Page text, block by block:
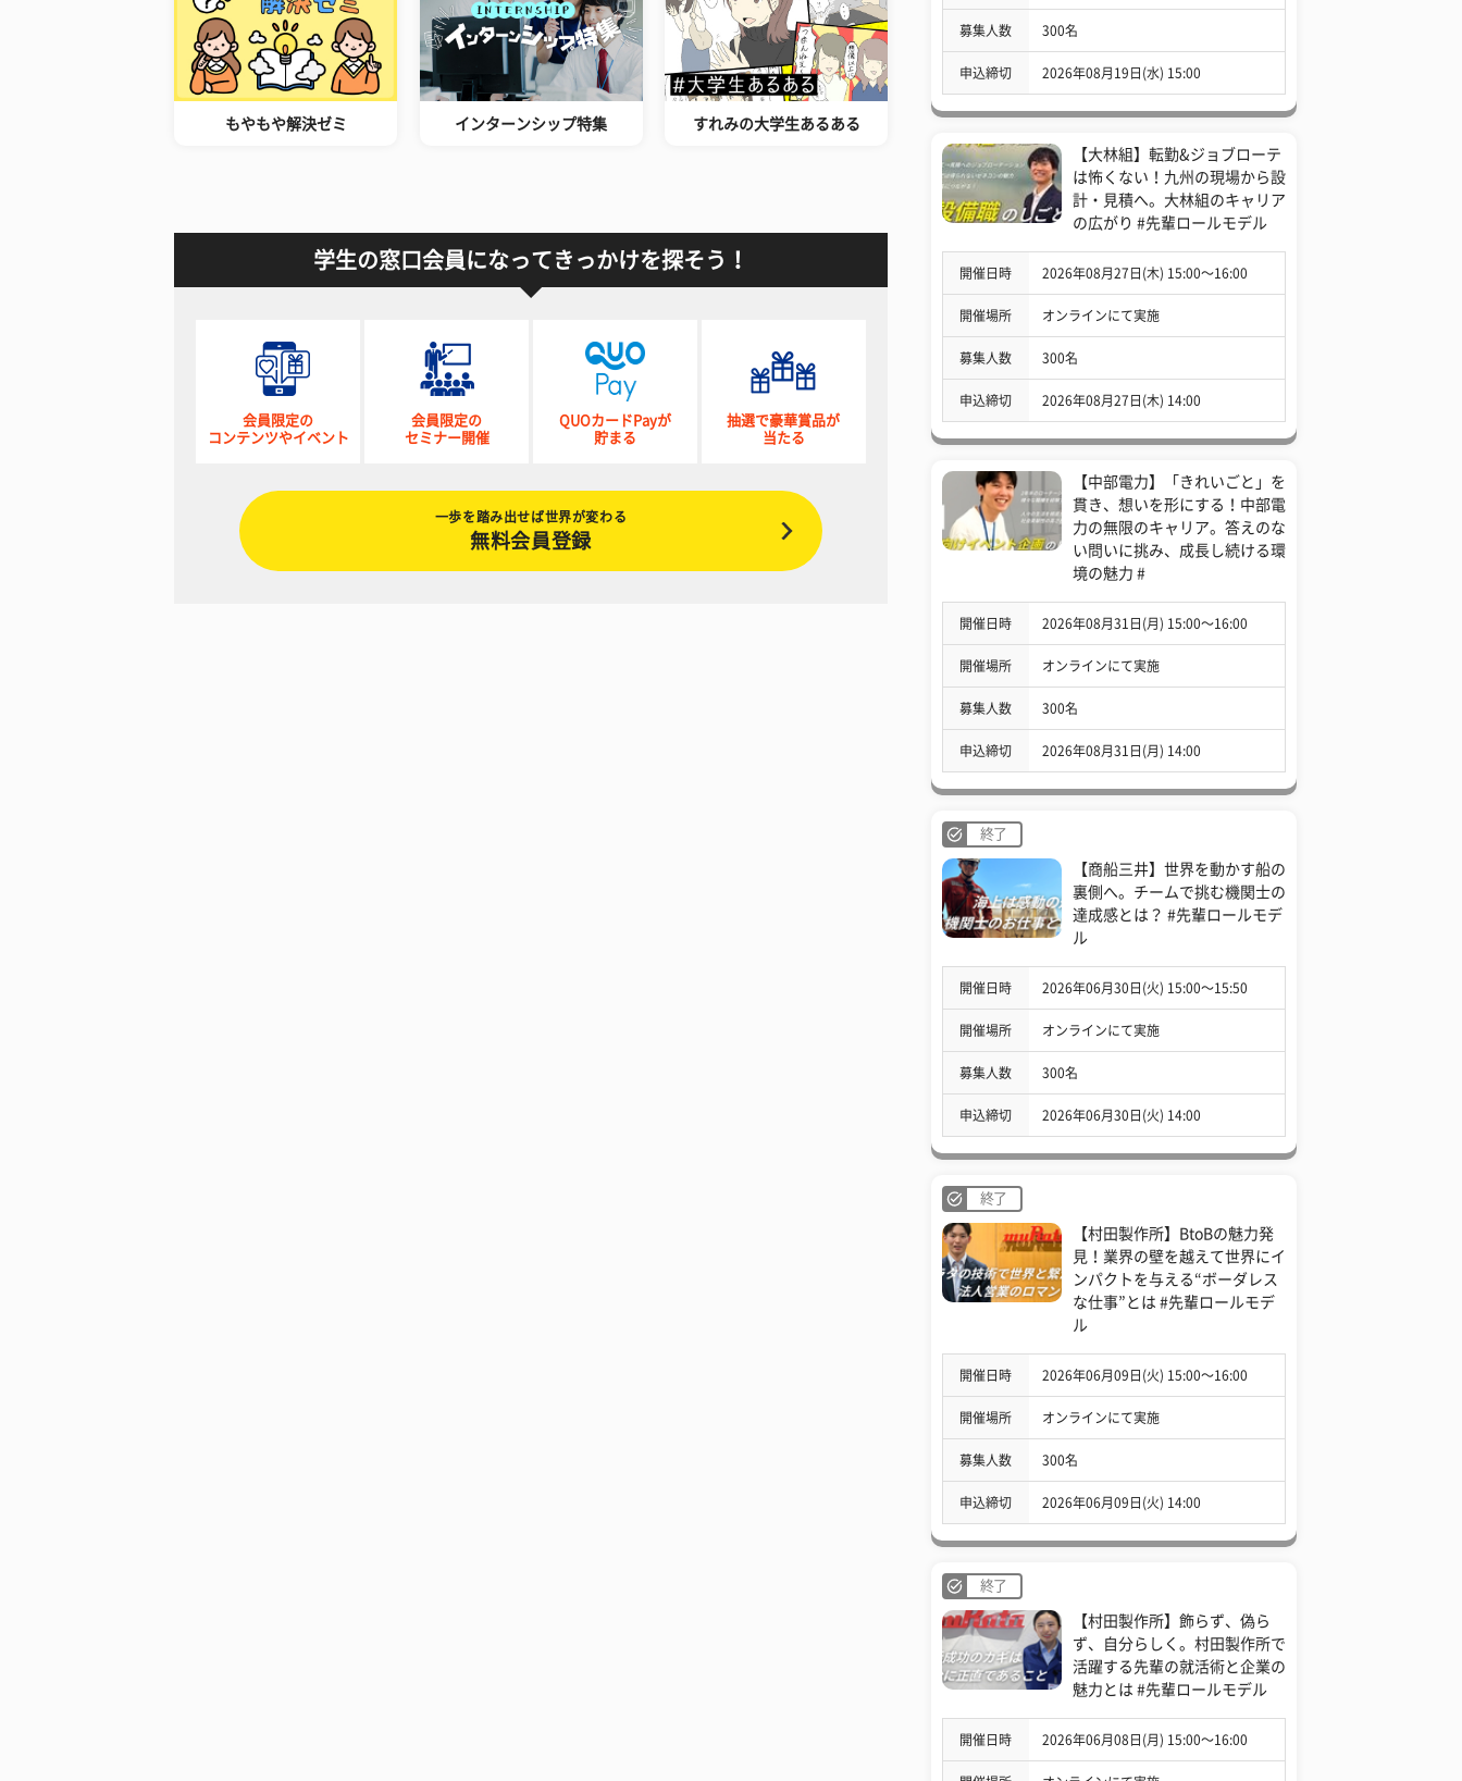
もやもや解決ゼミ インターンシップ特集 すれみの大学生あるある
学生の窓口会員になってきっかけを探そう！
会員限定の
コンテンツやイベント
会員限定の
セミナー開催
QUOカードPayが
貯まる
抽選で豪華賞品が
当たる
一歩を踏み出せば世界が変わる
無料会員登録
募集人数 300名
申込締切 2026年08月19日(水) 15:00
【大林組】転勤&ジョブローテ
は怖くない！九州の現場から設
計・見積へ。大林組のキャリア
の広がり #先輩ロールモデル
開催日時 2026年08月27日(木) 15:00〜16:00
開催場所 オンラインにて実施
募集人数 300名
申込締切 2026年08月27日(木) 14:00
【中部電力】「きれいごと」を
貫き、想いを形にする！中部電
力の無限のキャリア。答えのな
い問いに挑み、成長し続ける環
境の魅力 #
開催日時 2026年08月31日(月) 15:00〜16:00
開催場所 オンラインにて実施
募集人数 300名
申込締切 2026年08月31日(月) 14:00
終了
【商船三井】世界を動かす船の
裏側へ。チームで挑む機関士の
達成感とは？ #先輩ロールモデ
ル
開催日時 2026年06月30日(火) 15:00〜15:50
開催場所 オンラインにて実施
募集人数 300名
申込締切 2026年06月30日(火) 14:00
終了
【村田製作所】BtoBの魅力発
見！業界の壁を越えて世界にイ
ンパクトを与える“ボーダレス
な仕事”とは #先輩ロールモデ
ル
開催日時 2026年06月09日(火) 15:00〜16:00
開催場所 オンラインにて実施
募集人数 300名
申込締切 2026年06月09日(火) 14:00
終了
【村田製作所】飾らず、偽ら
ず、自分らしく。村田製作所で
活躍する先輩の就活術と企業の
魅力とは #先輩ロールモデル
開催日時 2026年06月08日(月) 15:00〜16:00